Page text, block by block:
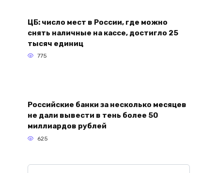
ЦБ: число мест в России, где можно
снять наличные на кассе, достигло 25
тысяч единиц
775
Российские банки за несколько месяцев
не дали вывести в тень более 50
миллиардов рублей
625